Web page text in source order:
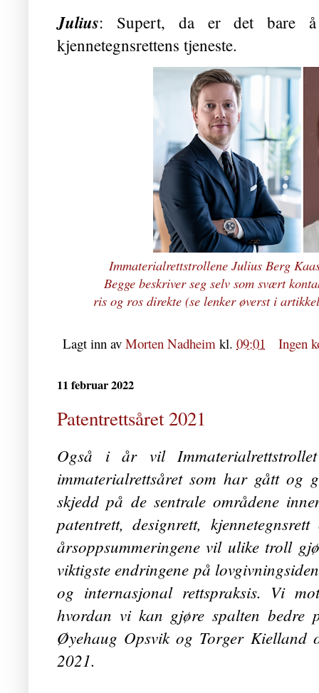
Julius: Supert, da er det bare
kjennetegnsrettens tjeneste.
Immaterialrettstrollene Julius Berg
Begge beskriver seg selv som svært
ris og ros direkte (se lenker øverst i
Lagt inn av Morten Nadheim kl. 09:01 Ingen
11 februar 2022
Patentrettsåret 2021
Også i år vil
immaterialrettsåret som har gått og
skjedd på de sentrale områdene
patentrett, designrett,
årsoppsummeringene vil ulike troll
viktigste endringene på
og internasjonal rettspraksis. Vi
hvordan vi kan gjøre spalten bedre
Øyehaug Opsvik og Torger Kielland
2021.